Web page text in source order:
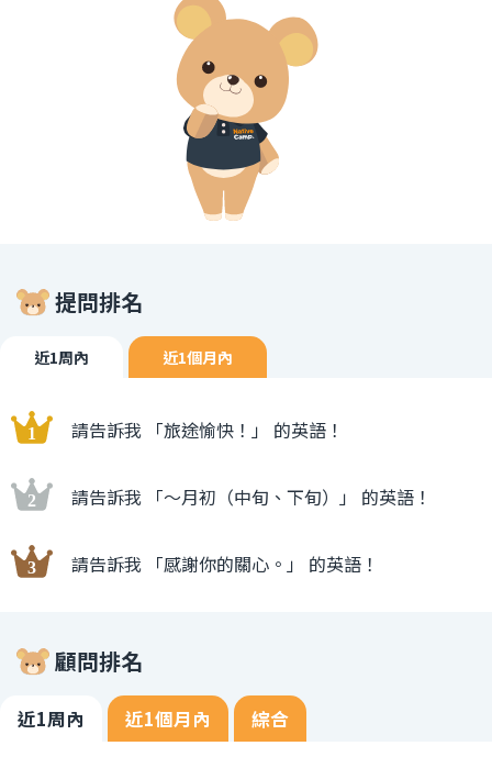
提問排名
近1周內 近1個月內
請告訴我 「旅途愉快！」 的英語！
請告訴我 「〜月初（中旬、下旬）」 的英語！
請告訴我 「感謝你的關心。」 的英語！
顧問排名
近1周內 近1個月內 綜合